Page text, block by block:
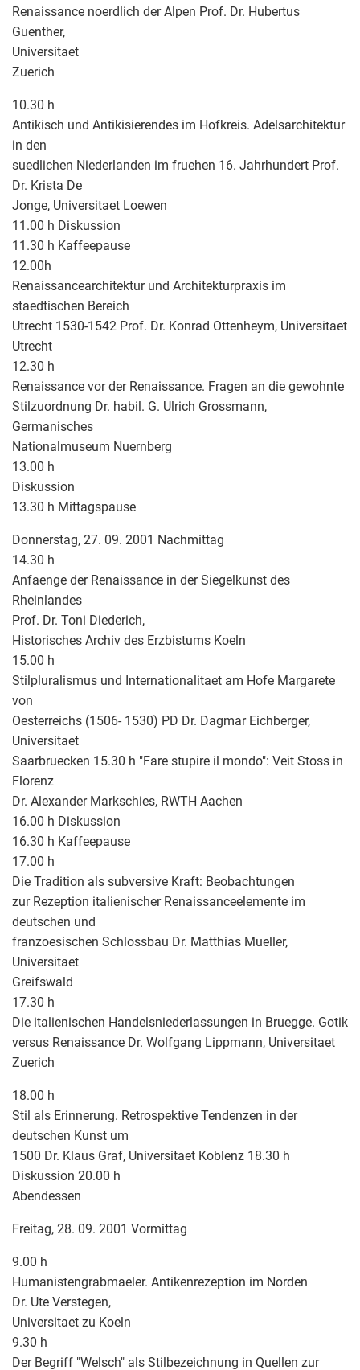
Renaissance noerdlich der Alpen Prof. Dr. Hubertus
Guenther,
Universitaet
Zuerich
10.30 h
Antikisch und Antikisierendes im Hofkreis. Adelsarchitektur
in den
suedlichen Niederlanden im fruehen 16. Jahrhundert Prof.
Dr. Krista De
Jonge, Universitaet Loewen
11.00 h Diskussion
11.30 h Kaffeepause
12.00h
Renaissancearchitektur und Architekturpraxis im
staedtischen Bereich
Utrecht 1530-1542 Prof. Dr. Konrad Ottenheym, Universitaet
Utrecht
12.30 h
Renaissance vor der Renaissance. Fragen an die gewohnte
Stilzuordnung Dr. habil. G. Ulrich Grossmann,
Germanisches
Nationalmuseum Nuernberg
13.00 h
Diskussion
13.30 h Mittagspause
Donnerstag, 27. 09. 2001 Nachmittag
14.30 h
Anfaenge der Renaissance in der Siegelkunst des
Rheinlandes
Prof. Dr. Toni Diederich,
Historisches Archiv des Erzbistums Koeln
15.00 h
Stilpluralismus und Internationalitaet am Hofe Margarete
von
Oesterreichs (1506- 1530) PD Dr. Dagmar Eichberger,
Universitaet
Saarbruecken 15.30 h "Fare stupire il mondo": Veit Stoss in
Florenz
Dr. Alexander Markschies, RWTH Aachen
16.00 h Diskussion
16.30 h Kaffeepause
17.00 h
Die Tradition als subversive Kraft: Beobachtungen
zur Rezeption italienischer Renaissanceelemente im
deutschen und
franzoesischen Schlossbau Dr. Matthias Mueller,
Universitaet
Greifswald
17.30 h
Die italienischen Handelsniederlassungen in Bruegge. Gotik
versus Renaissance Dr. Wolfgang Lippmann, Universitaet
Zuerich
18.00 h
Stil als Erinnerung. Retrospektive Tendenzen in der
deutschen Kunst um
1500 Dr. Klaus Graf, Universitaet Koblenz 18.30 h
Diskussion 20.00 h
Abendessen
Freitag, 28. 09. 2001 Vormittag
9.00 h
Humanistengrabmaeler. Antikenrezeption im Norden
Dr. Ute Verstegen,
Universitaet zu Koeln
9.30 h
Der Begriff "Welsch" als Stilbezeichnung in Quellen zur